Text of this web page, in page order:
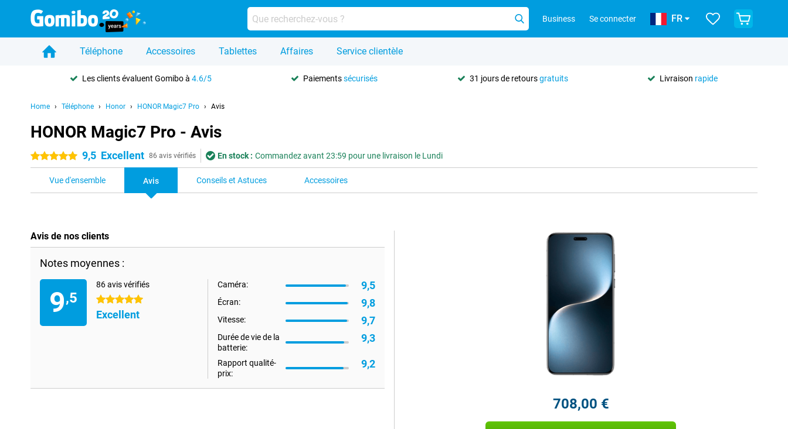
Business Se connecter FR
Téléphone Accessoires Tablettes Affaires Service clientèle
Les clients évaluent Gomibo à4.6/5 Paiementssécurisés 31 jours de retoursgratuits Livraison rapide
Home Téléphone Honor HONOR Magic7 Pro Avis
HONOR Magic7 Pro - Avis
5 étoiles 9,5 Excellent 86 avis vérifiés En stock : Commandez avant 23:59 pour une livraison le Lundi
Vue d'ensemble Avis Conseils et Astuces Accessoires
Avis de nos clients
Notes moyennes :
9,5
86 avis vérifiés
5 étoiles
Excellent
Caméra: 9,5
Écran: 9,8
Vitesse: 9,7
Durée de vie de la
batterie:
9,3
Rapport qualité-
prix:
9,2
708,00 €